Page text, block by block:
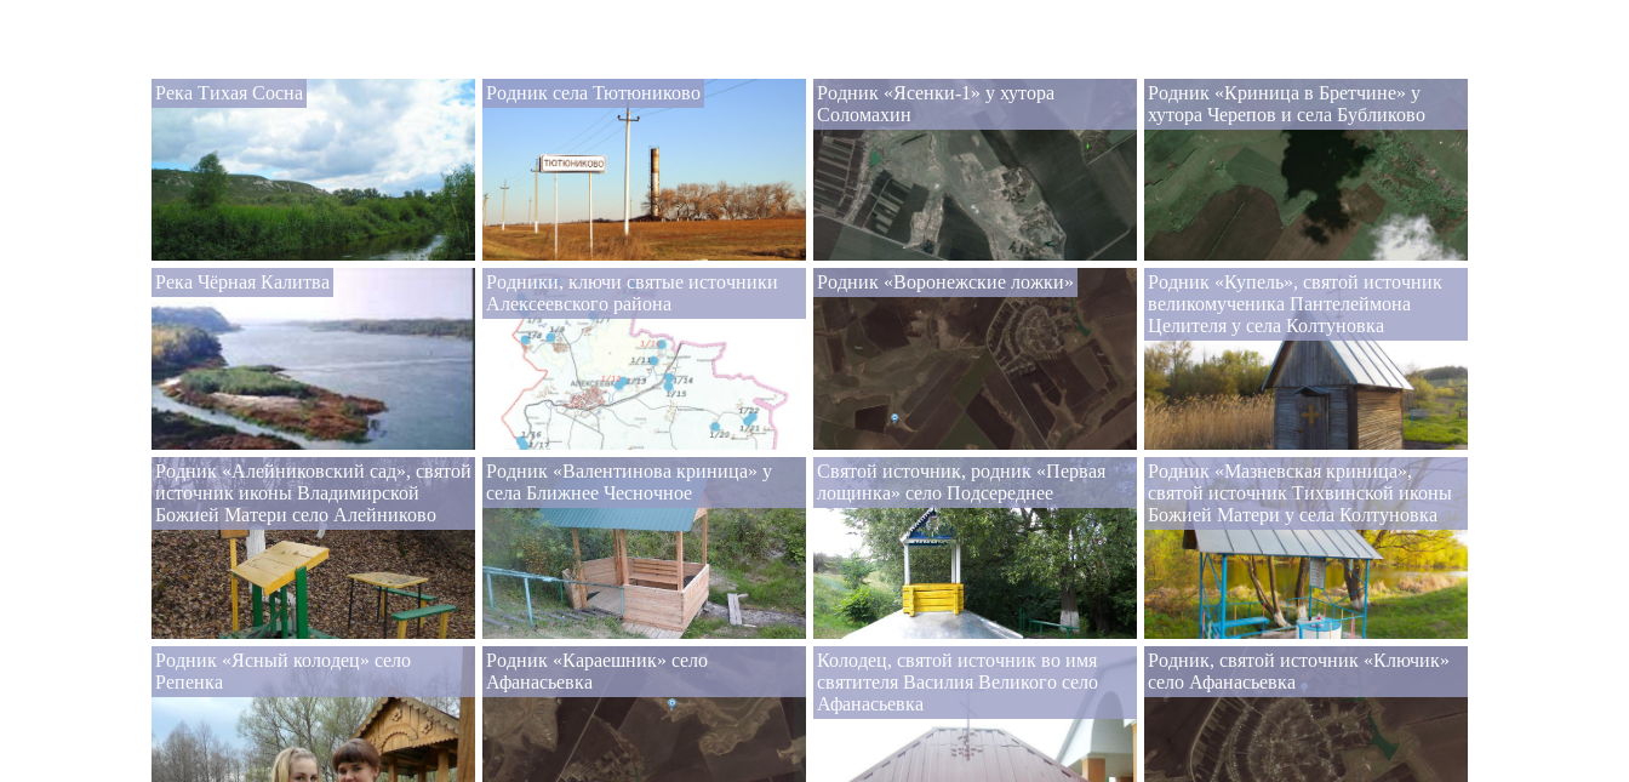
Река Тихая Сосна Родник села Тютюниково
Родник «Ясенки-1» у хутора
Соломахин
Родник «Криница в Бретчине» у
хутора Черепов и села Бубликово
Река Чёрная Калитва
Родники, ключи святые источники
Алексеевского района
Родник «Воронежские ложки»
Родник «Купель», святой источник
великомученика Пантелеймона
Целителя у села Колтуновка
Родник «Алейниковский сад», святой
источник иконы Владимирской
Божией Матери село Алейниково
Родник «Валентинова криница» у
села Ближнее Чесночное
Святой источник, родник «Первая
лощинка» село Подсереднее
Родник «Мазневская криница»,
святой источник Тихвинской иконы
Божией Матери у села Колтуновка
Родник «Ясный колодец» село
Репенка
Родник «Караешник» село
Афанасьевка
Колодец, святой источник во имя
святителя Василия Великого село
Афанасьевка
Родник, святой источник «Ключик»
село Афанасьевка